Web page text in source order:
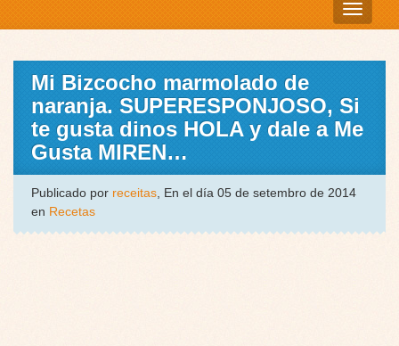
Mi Bizcocho marmolado de
naranja. SUPERESPONJOSO, Si
te gusta dinos HOLA y dale a Me
Gusta MIREN…
Publicado por receitas, En el día 05 de setembro de 2014
en Recetas